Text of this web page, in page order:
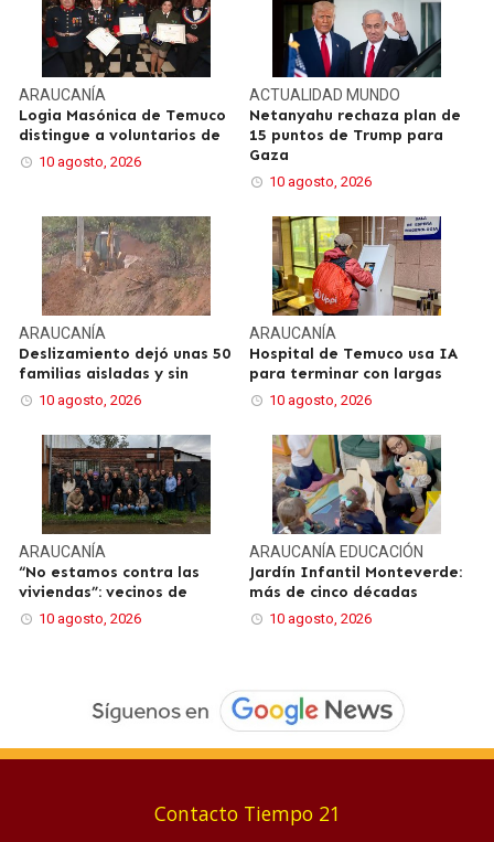
ARAUCANÍA
Logia Masónica de Temuco
distingue a voluntarios de
10 agosto, 2026
ACTUALIDAD MUNDO
Netanyahu rechaza plan de
15 puntos de Trump para
Gaza
10 agosto, 2026
ARAUCANÍA
Deslizamiento dejó unas 50
familias aisladas y sin
10 agosto, 2026
ARAUCANÍA
Hospital de Temuco usa IA
para terminar con largas
10 agosto, 2026
ARAUCANÍA
“No estamos contra las
viviendas”: vecinos de
10 agosto, 2026
ARAUCANÍA EDUCACIÓN
Jardín Infantil Monteverde:
más de cinco décadas
10 agosto, 2026
Contacto Tiempo 21